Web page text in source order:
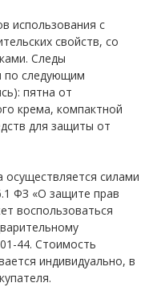
использования с
свойств, со
Следы
по следующим
пятна от
крема, компактной
для защиты от
силами
ФЗ «О защите прав
воспользоваться
44. Стоимость
индивидуально, в